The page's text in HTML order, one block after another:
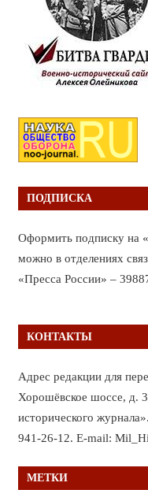
ПОДПИСКА
Оформить подписку на
можно в отделениях
«Пресса России» –
КОНТАКТЫ
Адрес редакции для
Хорошёвское шоссе, д.
исторического
941-26-12. E-mail:
МЕТКИ